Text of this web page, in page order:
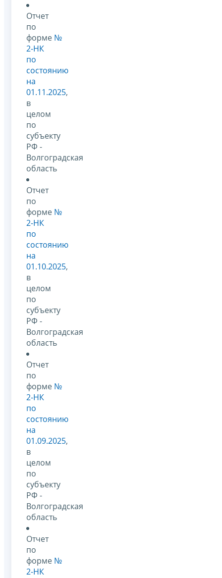
Отчет
по
форме №
2-НК
по
состоянию
на
01.11.2025,
в
целом
по
субъекту
РФ -
Волгоградская
область
Отчет
по
форме №
2-НК
по
состоянию
на
01.10.2025,
в
целом
по
субъекту
РФ -
Волгоградская
область
Отчет
по
форме №
2-НК
по
состоянию
на
01.09.2025,
в
целом
по
субъекту
РФ -
Волгоградская
область
Отчет
по
форме №
2-НК